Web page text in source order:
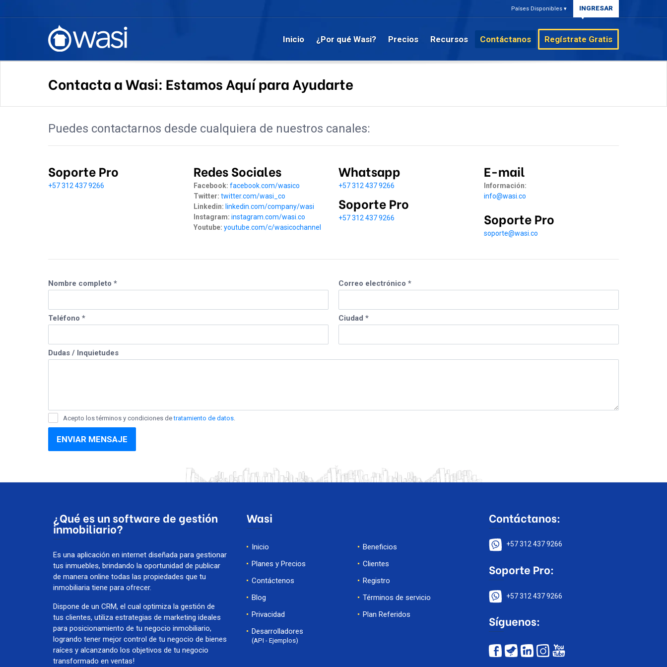
Países Disponibles ▾ INGRESAR
Inicio ¿Por qué Wasi? Precios Recursos Contáctanos Regístrate Gratis
Contacta a Wasi: Estamos Aquí para Ayudarte
Puedes contactarnos desde cualquiera de nuestros canales:
Soporte Pro
+57 312 437 9266
Redes Sociales
Facebook: facebook.com/wasico
Twitter: twitter.com/wasi_co
Linkedin: linkedin.com/company/wasi
Instagram: instagram.com/wasi.co
Youtube: youtube.com/c/wasicochannel
Whatsapp
+57 312 437 9266
Soporte Pro
+57 312 437 9266
E-mail
Información:
info@wasi.co
Soporte Pro
soporte@wasi.co
Nombre completo * Correo electrónico *
Teléfono * Ciudad *
Dudas / Inquietudes
Acepto los términos y condiciones detratamiento de datos
ENVIAR MENSAJE
¿Qué es un software de gestión
inmobiliario?
Es una aplicación en internet diseñada para gestionar
tus inmuebles, brindando la oportunidad de publicar
de manera online todas las propiedades que tu
inmobiliaria tiene para ofrecer.
Dispone de un CRM, el cual optimiza la gestión de
tus clientes, utiliza estrategias de marketing ideales
para posicionamiento de tu negocio inmobiliario,
logrando tener mejor control de tu negocio de bienes
raíces y alcanzando los objetivos de tu negocio
transformado en ventas!
Wasi
Inicio
Beneficios
Planes y Precios
Clientes
Contáctenos
Registro
Blog
Términos de servicio
Privacidad
Plan Referidos
Desarrolladores
(API - Ejemplos)
Contáctanos:
+57 312 437 9266
Soporte Pro:
+57 312 437 9266
Síguenos: